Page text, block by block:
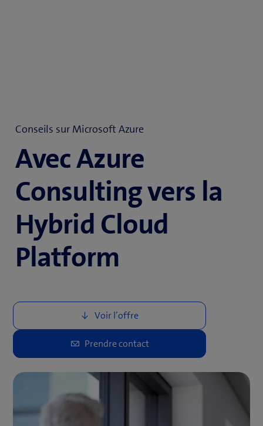
Conseils sur Microsoft Azure
Avec Azure
Consulting vers la
Hybrid Cloud
Platform